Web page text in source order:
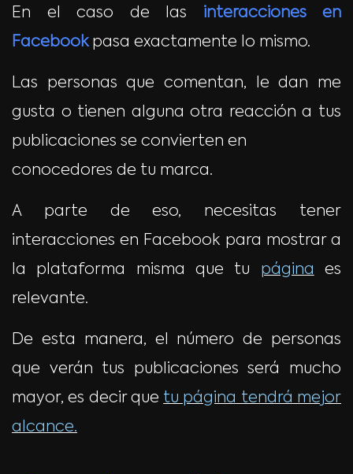
En el caso de las interacciones en
Facebookpasa exactamente lo mismo.
Las personas que comentan, le dan me
gusta o tienen alguna otra reacción a tus
publicaciones se convierten en
conocedores de tu marca.
A parte de eso, necesitas tener
interacciones en Facebook para mostrar a
la plataforma misma que tu página es
relevante.
De esta manera, el número de personas
que verán tus publicaciones será mucho
mayor, es decir que tu página tendrá mejor
alcance.